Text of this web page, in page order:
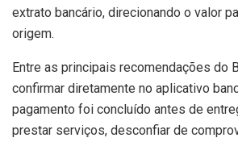
extrato bancário, direcionando o valor
origem.
Entre as principais recomendações do
confirmar diretamente no aplicativo
pagamento foi concluído antes de
prestar serviços, desconfiar de